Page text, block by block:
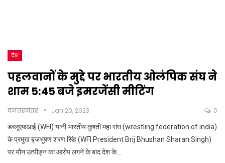
देश
पहलवानों के मुद्दे पर भारतीय ओलंपिक संघ ने
शाम 5:45 बजे इमरजेंसी मीटिंग
दजंतरमंतर Jan 20, 2023 0
डब्लूएफआई (WFI) यानी भारतीय कुश्ती महा संघ (wrestling federation of india)
के प्रमुख बृजभूषण शरण सिंह (WFI President Brij Bhushan Sharan Singh)
पर यौन उत्पीड़न का आरोप लगने के बाद देश के…